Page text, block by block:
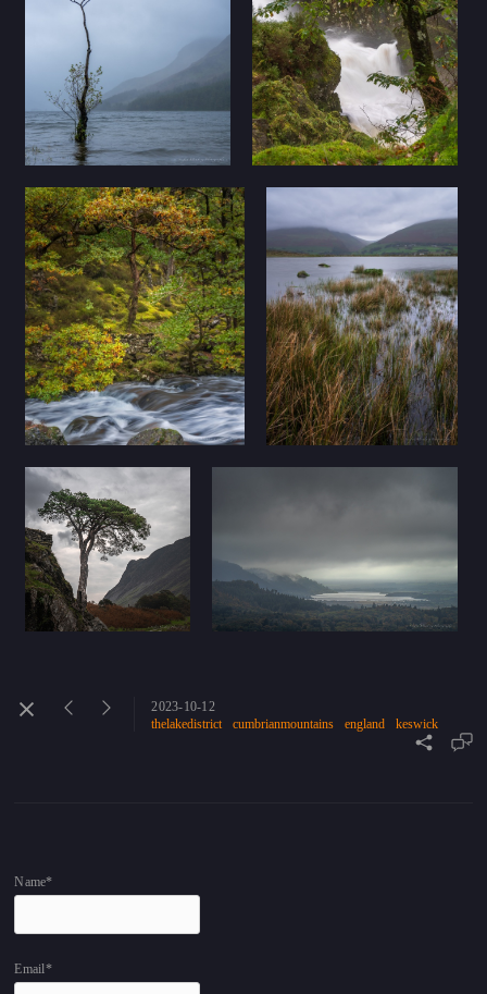
2023-10-12
thelakedistrict
cumbrianmountains england keswick
Name*
Email*